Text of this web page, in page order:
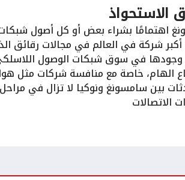
اهتمامًا بشراء بعض أو كل أصول
شركة في العالم في مجالات رقائق
في سوق شبكات الوصول
الهام، خاصة مع منافسة شركات مثل
بين سامسونغ ونوكيا لا تزال في